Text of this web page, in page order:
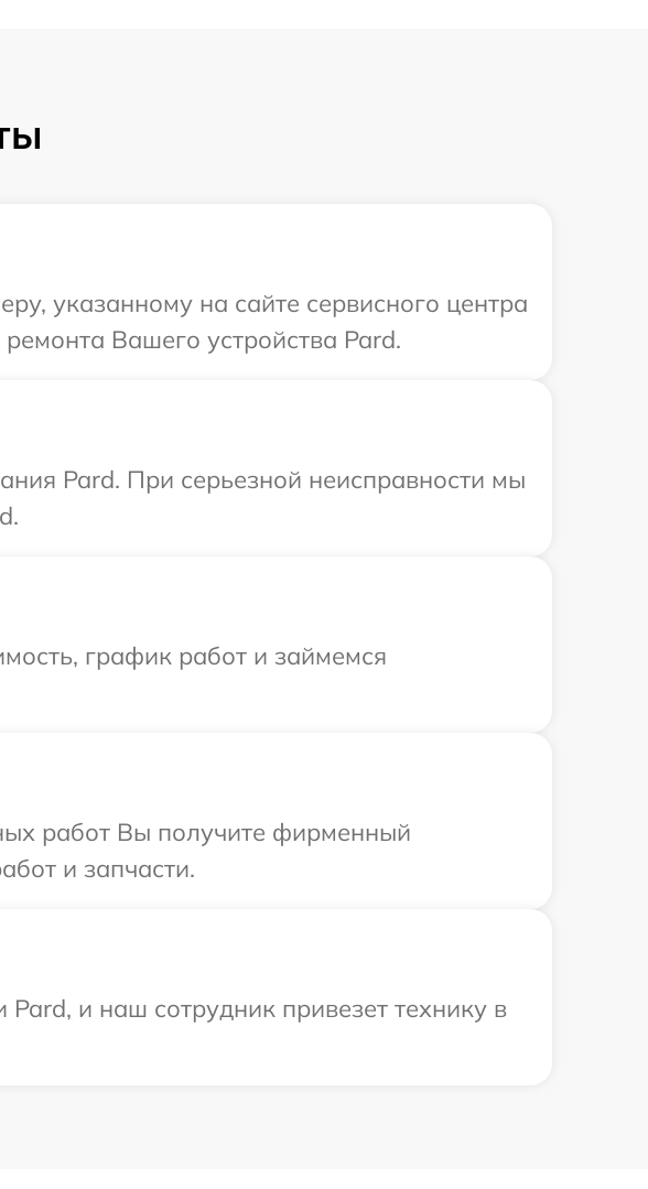
указанному на сайте сервисного центра
Вашего устройства Pard.
Pard. При серьезной неисправности мы
график работ и займемся
работ Вы получите фирменный
и запчасти.
и наш сотрудник привезет технику в